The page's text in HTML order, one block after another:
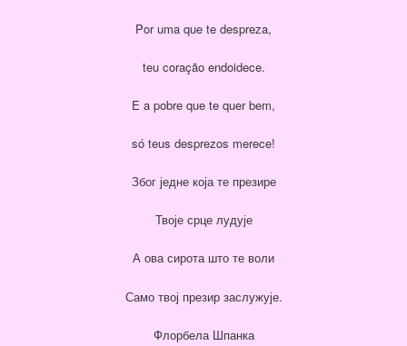
Por uma que te despreza,
teu coração endoidece.
E a pobre que te quer bem,
só teus desprezos merece!
Због једне која те презире
Твоје срце лудује
А ова сирота што те воли
Само твој презир заслужује.
Флорбела Шпанка